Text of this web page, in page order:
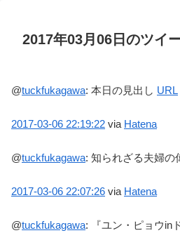
2017年03月06日のツイ
@tuckfukagawa: 本日の見出し URL
2017-03-06 22:19:22 via Hatena
@tuckfukagawa: 知られざる夫婦の
2017-03-06 22:07:26 via Hatena
@tuckfukagawa: 『ユン・ピョウin